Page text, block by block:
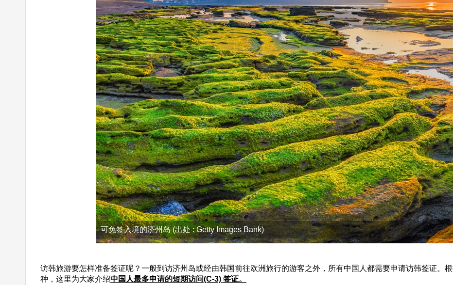
可免签入境的济州岛 (出处 : Getty Images Bank)
访韩旅游要怎样准备签证呢？一般到访济州岛或经由韩国前往欧洲旅行的游客之外，所有中国人都需要申请访韩签证。
种，这里为大家介绍中国人最多申请的短期访问(C-3) 签证。